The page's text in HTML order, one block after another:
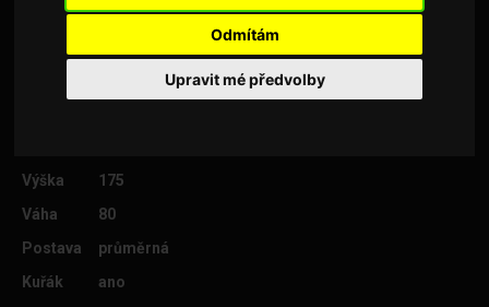
Odmítám
Upravit mé předvolby
Výška
175
Váha
80
Postava
průměrná
Kuřák
ano